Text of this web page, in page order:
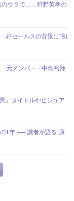
のウラで……狩野英孝の
好セールスの背景に“初
元メンバー・中島裕翔
』タイトルやビジュア
1年 ── 識者が語る“原